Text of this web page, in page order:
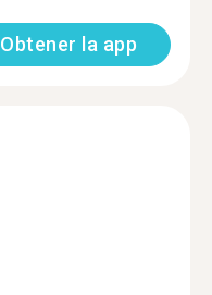
Obtener la app